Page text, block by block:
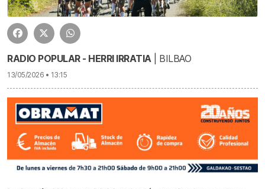
RADIO POPULAR - HERRI IRRATIA| BILBAO
13/05/2026 • 13:15